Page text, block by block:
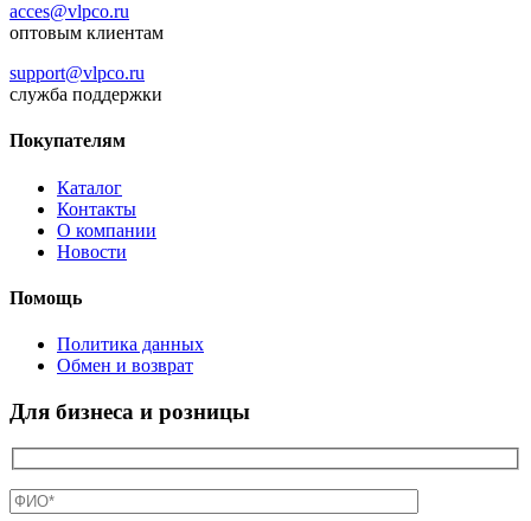
acces@vlpco.ru
оптовым клиентам
support@vlpco.ru
служба поддержки
Покупателям
Каталог
Контакты
О компании
Новости
Помощь
Политика данных
Обмен и возврат
Для бизнеса и розницы